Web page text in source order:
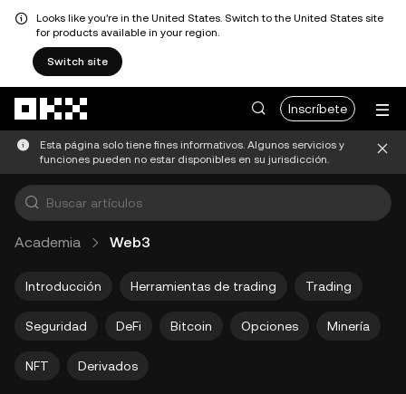
Looks like you're in the United States. Switch to the United States site
for products available in your region.
Switch site
Inscríbete
Esta página solo tiene fines informativos. Algunos servicios y
funciones pueden no estar disponibles en su jurisdicción.
Academia Web3
Introducción Herramientas de trading Trading
Seguridad DeFi Bitcoin Opciones Minería
NFT Derivados